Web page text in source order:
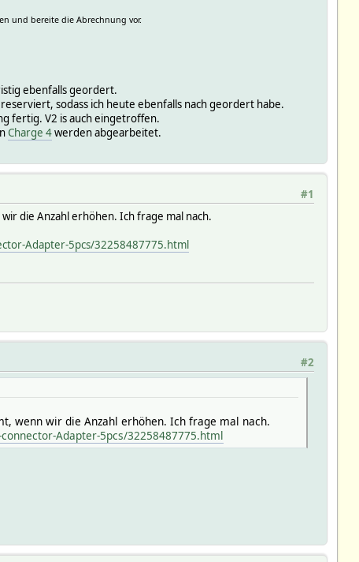
und bereite die Abrechnung vor.
ebenfalls geordert.
sodass ich heute ebenfalls nach geordert habe.
fertig. V2 is auch eingetroffen.
Charge 4werden abgearbeitet.
#1
die Anzahl erhöhen. Ich frage mal nach.
Adapter-5pcs/32258487775.html
#2
wenn wir die Anzahl erhöhen. Ich frage mal nach.
Adapter-5pcs/32258487775.html